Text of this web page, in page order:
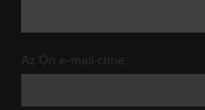
Az Ön e-mail címe: